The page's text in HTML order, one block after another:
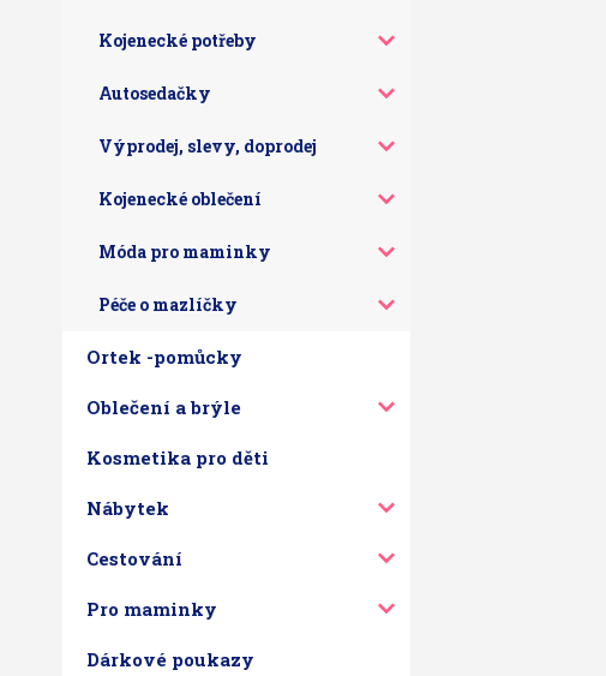
Kojenecké potřeby
Autosedačky
Výprodej, slevy, doprodej
Kojenecké oblečení
Móda pro maminky
Péče o mazlíčky
Ortek -pomůcky
Oblečení a brýle
Kosmetika pro děti
Nábytek
Cestování
Pro maminky
Dárkové poukazy